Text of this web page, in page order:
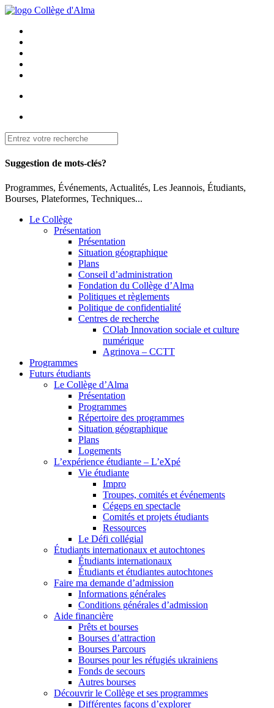
Suggestion de mots-clés?
Programmes, Événements, Actualités, Les Jeannois, Étudiants,
Bourses, Plateformes, Techniques...
Le Collège
Présentation
Présentation
Situation géographique
Plans
Conseil d’administration
Fondation du Collège d’Alma
Politiques et règlements
Politique de confidentialité
Centres de recherche
COlab Innovation sociale et culture
numérique
Agrinova – CCTT
Programmes
Futurs étudiants
Le Collège d’Alma
Présentation
Programmes
Répertoire des programmes
Situation géographique
Plans
Logements
L’expérience étudiante – L’eXpé
Vie étudiante
Impro
Troupes, comités et événements
Cégeps en spectacle
Comités et projets étudiants
Ressources
Le Défi collégial
Étudiants internationaux et autochtones
Étudiants internationaux
Étudiants et étudiantes autochtones
Faire ma demande d’admission
Informations générales
Conditions générales d’admission
Aide financière
Prêts et bourses
Bourses d’attraction
Bourses Parcours
Bourses pour les réfugiés ukrainiens
Fonds de secours
Autres bourses
Découvrir le Collège et ses programmes
Différentes façons d’explorer